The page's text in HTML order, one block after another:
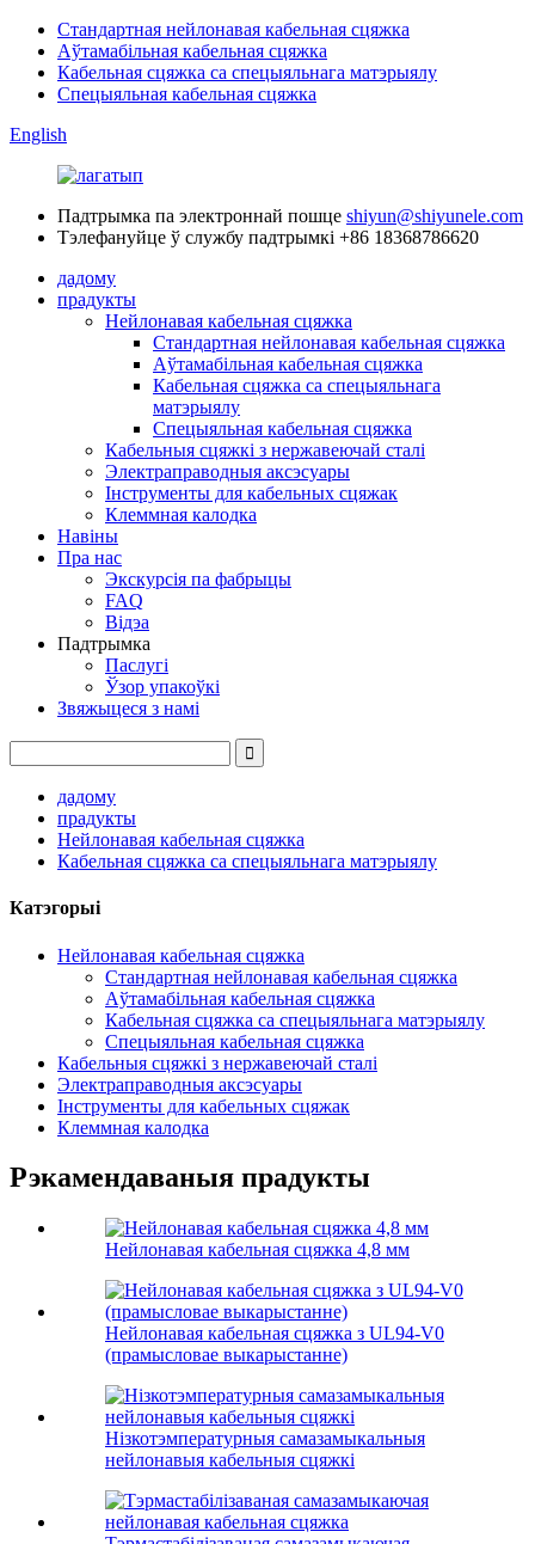
Стандартная нейлонавая кабельная сцяжка
Аўтамабільная кабельная сцяжка
Кабельная сцяжка са спецыяльнага матэрыялу
Спецыяльная кабельная сцяжка
English
Падтрымка па электроннай пошце shiyun@shiyunele.com
Тэлефануйце ў службу падтрымкі +86 18368786620
дадому
прадукты
Нейлонавая кабельная сцяжка
Стандартная нейлонавая кабельная сцяжка
Аўтамабільная кабельная сцяжка
Кабельная сцяжка са спецыяльнага
матэрыялу
Спецыяльная кабельная сцяжка
Кабельныя сцяжкі з нержавеючай сталі
Электраправодныя аксэсуары
Інструменты для кабельных сцяжак
Клеммная калодка
Навіны
Пра нас
Экскурсія па фабрыцы
FAQ
Відэа
Падтрымка
Паслугі
Ўзор упакоўкі
Звяжыцеся з намі
дадому
прадукты
Нейлонавая кабельная сцяжка
Кабельная сцяжка са спецыяльнага матэрыялу
Катэгорыі
Нейлонавая кабельная сцяжка
Стандартная нейлонавая кабельная сцяжка
Аўтамабільная кабельная сцяжка
Кабельная сцяжка са спецыяльнага матэрыялу
Спецыяльная кабельная сцяжка
Кабельныя сцяжкі з нержавеючай сталі
Электраправодныя аксэсуары
Інструменты для кабельных сцяжак
Клеммная калодка
Рэкамендаваныя прадукты
Нейлонавая кабельная сцяжка 4,8 мм
Нейлонавая кабельная сцяжка з UL94-V0
(прамысловае выкарыстанне)
Нізкотэмпературныя самазамыкальныя
нейлонавыя кабельныя сцяжкі